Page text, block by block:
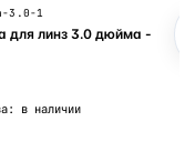
3.0-1
для линз 3.0 дюйма -
в наличии